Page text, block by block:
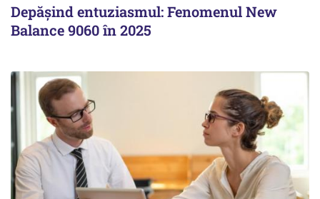
Depășind entuziasmul: Fenomenul New
Balance 9060 în 2025